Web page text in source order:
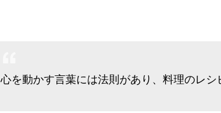
心を動かす言葉には法則があり、料理のレシ